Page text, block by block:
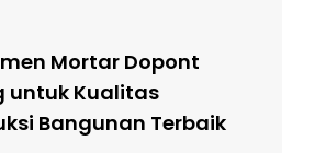
Mortar Dopont
untuk Kualitas
Bangunan Terbaik